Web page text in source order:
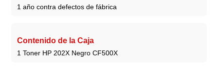
1 año contra defectos de fábrica
Contenido de la Caja
1 Toner HP 202X Negro CF500X